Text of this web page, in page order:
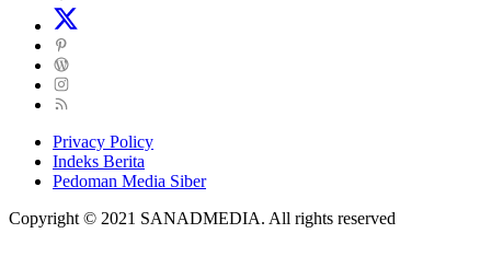
Privacy Policy
Indeks Berita
Pedoman Media Siber
Copyright © 2021 SANADMEDIA. All rights reserved